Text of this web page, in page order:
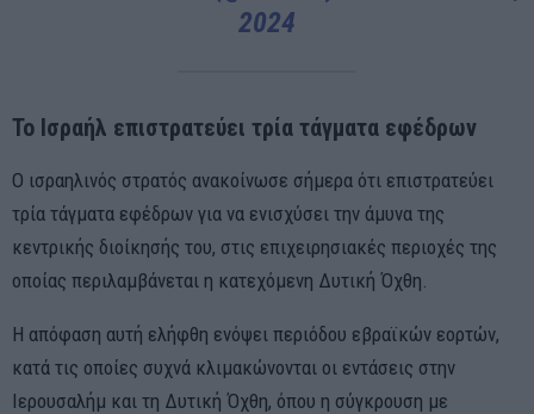
2024
Το Ισραήλ επιστρατεύει τρία τάγματα εφέδρων
Ο ισραηλινός στρατός ανακοίνωσε σήμερα ότι επιστρατεύει
τρία τάγματα εφέδρων για να ενισχύσει την άμυνα της
κεντρικής διοίκησής του, στις επιχειρησιακές περιοχές της
οποίας περιλαμβάνεται η κατεχόμενη Δυτική Όχθη.
Η απόφαση αυτή ελήφθη ενόψει περιόδου εβραϊκών εορτών,
κατά τις οποίες συχνά κλιμακώνονται οι εντάσεις στην
Ιερουσαλήμ και τη Δυτική Όχθη, όπου η σύγκρουση με